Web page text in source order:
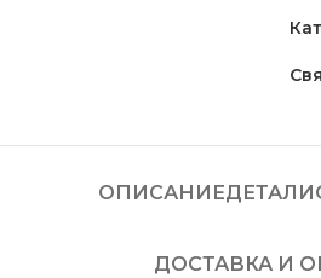
ОПИСАНИЕДЕТАЛИ
ДОСТАВКА И